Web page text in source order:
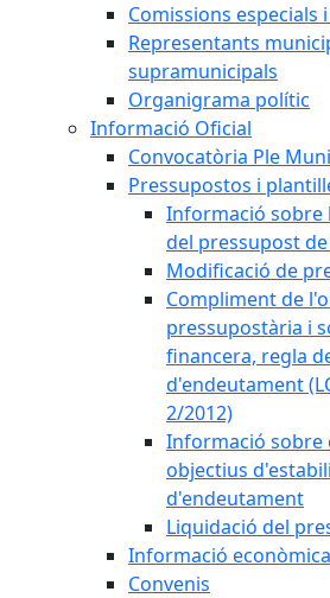
Comissions especials
Representants
supramunicipals
Organigrama polític
Informació Oficial
Convocatòria Ple
Pressupostos i
Informació sobre
del pressupost
Modificació de
Compliment de
pressupostària i
financera, regla
d'endeutament
2/2012)
Informació sobre
objectius
d'endeutament
Liquidació del
Informació econòmica
Convenis